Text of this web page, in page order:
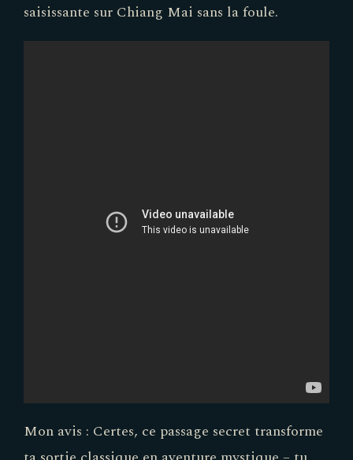
saisissante sur Chiang Mai sans la foule.
Mon avis : Certes, ce passage secret transforme